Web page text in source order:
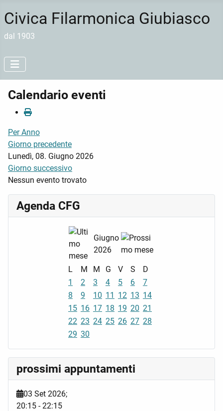
Civica Filarmonica Giubiasco
dal 1903
Calendario eventi
Per Anno
Giorno precedente
Lunedì, 08. Giugno 2026
Giorno successivo
Nessun evento trovato
Agenda CFG
Giugno
2026
L M M G V S
D
1
2 3 4 5 6
7
8
9 10 11 12 13 14
15 16 17 18 19 20 21
22 23 24 25 26 27 28
29 30
prossimi appuntamenti
03 Set 2026;
20:15 -22:15